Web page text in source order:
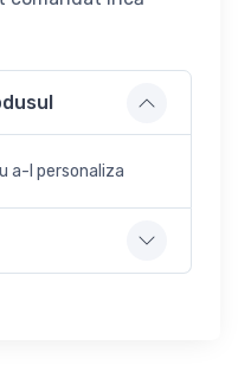
a-l personaliza